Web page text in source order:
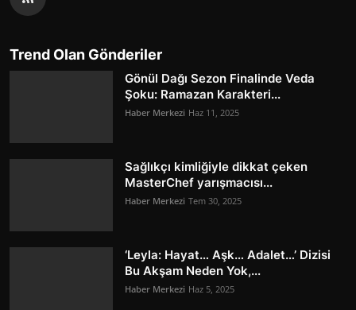
Trend Olan Gönderiler
Gönül Dağı Sezon Finalinde Veda
Şoku: Ramazan Karakteri...
Haber Merkezi Haz 11, 2025
Sağlıkçı kimliğiyle dikkat çeken
MasterChef yarışmacısı...
Haber Merkezi Tem 30, 2025
‘Leyla: Hayat… Aşk… Adalet…’ Dizisi
Bu Akşam Neden Yok,...
Haber Merkezi Haz 5, 2025